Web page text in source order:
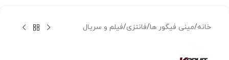
خانه/مینی فیگور ها/فانتزی/فیلم و سریال